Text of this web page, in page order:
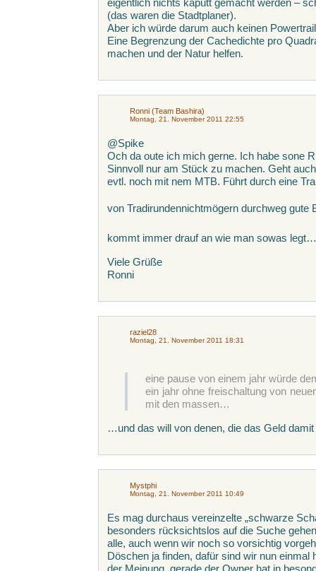
eigentlich nichts kaputt gemacht werden –
(das waren die Stadtplaner).
Aber ich würde darum auch keinen
Eine Begrenzung der Cachedichte pro
machen und der Natur helfen.
Ronni (Team Bashira)
Montag, 21. November 2011 22:55
@Spike
Och da oute ich mich gerne. Ich habe sone
Sinnvoll nur am Stück zu machen. Geht
evtl. noch mit nem MTB. Führt durch eine
von Tradirundennichtmögern durchweg gute
kommt immer drauf an wie man sowas
Viele Grüße
Ronni
raziel28
Montag, 21. November 2011 18:31
eine pause von einem jahr würde
ein jahr ohne freischaltung von
mit den massen…
…und das will von denen, die das Geld
Mystphi
Montag, 21. November 2011 10:49
Es mag durchaus vereinzelte „schwarze
besonders rücksichtslos auf die Suche
alle, auch wenn wir noch so vorsichtig
Döschen ja finden, dafür sind wir nun einmal
der Meinung, gerade der Owner hat in